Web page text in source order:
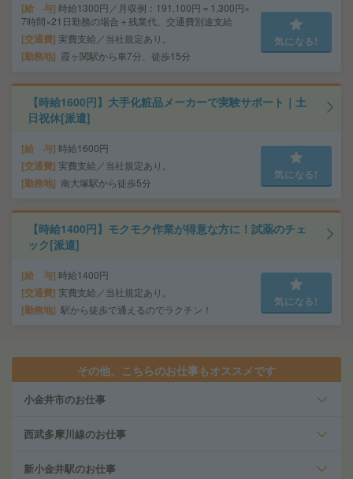
給 与 時給1300円／月収例：191,100円＝1,300円×
7時間×21日勤務の場合＋残業代、交通費別途支給
交通費 実費支給／当社規定あり。
勤務地 霞ヶ関駅から車7分、徒歩15分
気になる!
【時給1600円】大手化粧品メーカーで実験サポート｜土
日祝休[派遣]
給 与 時給1600円
交通費 実費支給／当社規定あり。
勤務地 南大塚駅から徒歩5分
気になる!
【時給1400円】モクモク作業が得意な方に！試薬のチェ
ック[派遣]
給 与 時給1400円
交通費 実費支給／当社規定あり。
勤務地 駅から徒歩で通えるのでラクチン！
気になる!
その他、こちらのお仕事もオススメです
小金井市のお仕事
西武多摩川線のお仕事
新小金井駅のお仕事